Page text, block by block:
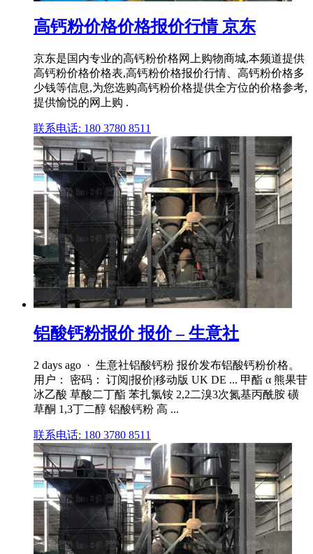
高钙粉价格价格报价行情 京东
京东是国内专业的高钙粉价格网上购物商城,本频道提供
高钙粉价格价格表,高钙粉价格报价行情、高钙粉价格多
少钱等信息,为您选购高钙粉价格提供全方位的价格参考,
提供愉悦的网上购 .
联系电话: 180 3780 8511
铝酸钙粉报价 报价 – 生意社
2 days ago · 生意社铝酸钙粉 报价发布铝酸钙粉价格。
用户： 密码： 订阅|报价|移动版 UK DE ... 甲酯 α 熊果苷
冰乙酸 草酸二丁酯 苯扎氯铵 2,2二溴3次氮基丙酰胺 磺
草酮 1,3丁二醇 铝酸钙粉 高 ...
联系电话: 180 3780 8511